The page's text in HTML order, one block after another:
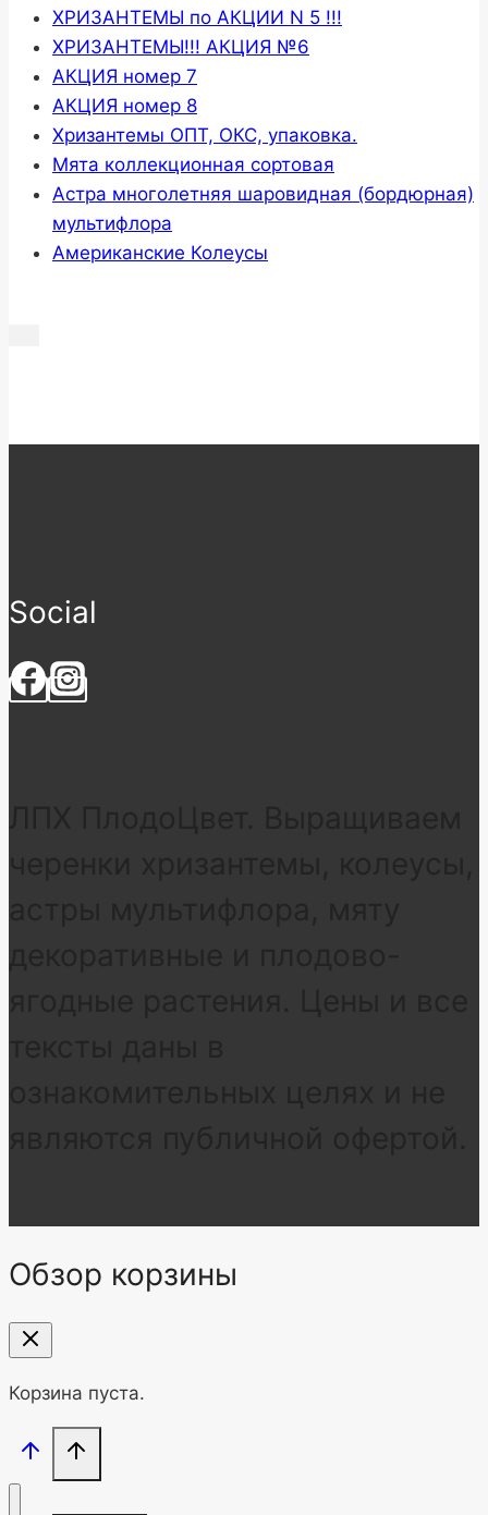
ХРИЗАНТЕМЫ по АКЦИИ N 5 !!!
ХРИЗАНТЕМЫ!!! АКЦИЯ №6
АКЦИЯ номер 7
АКЦИЯ номер 8
Хризантемы ОПТ, ОКС, упаковка.
Мята коллекционная сортовая
Астра многолетняя шаровидная (бордюрная)
мультифлора
Американские Колеусы
Social
Обзор корзины
Корзина пуста.